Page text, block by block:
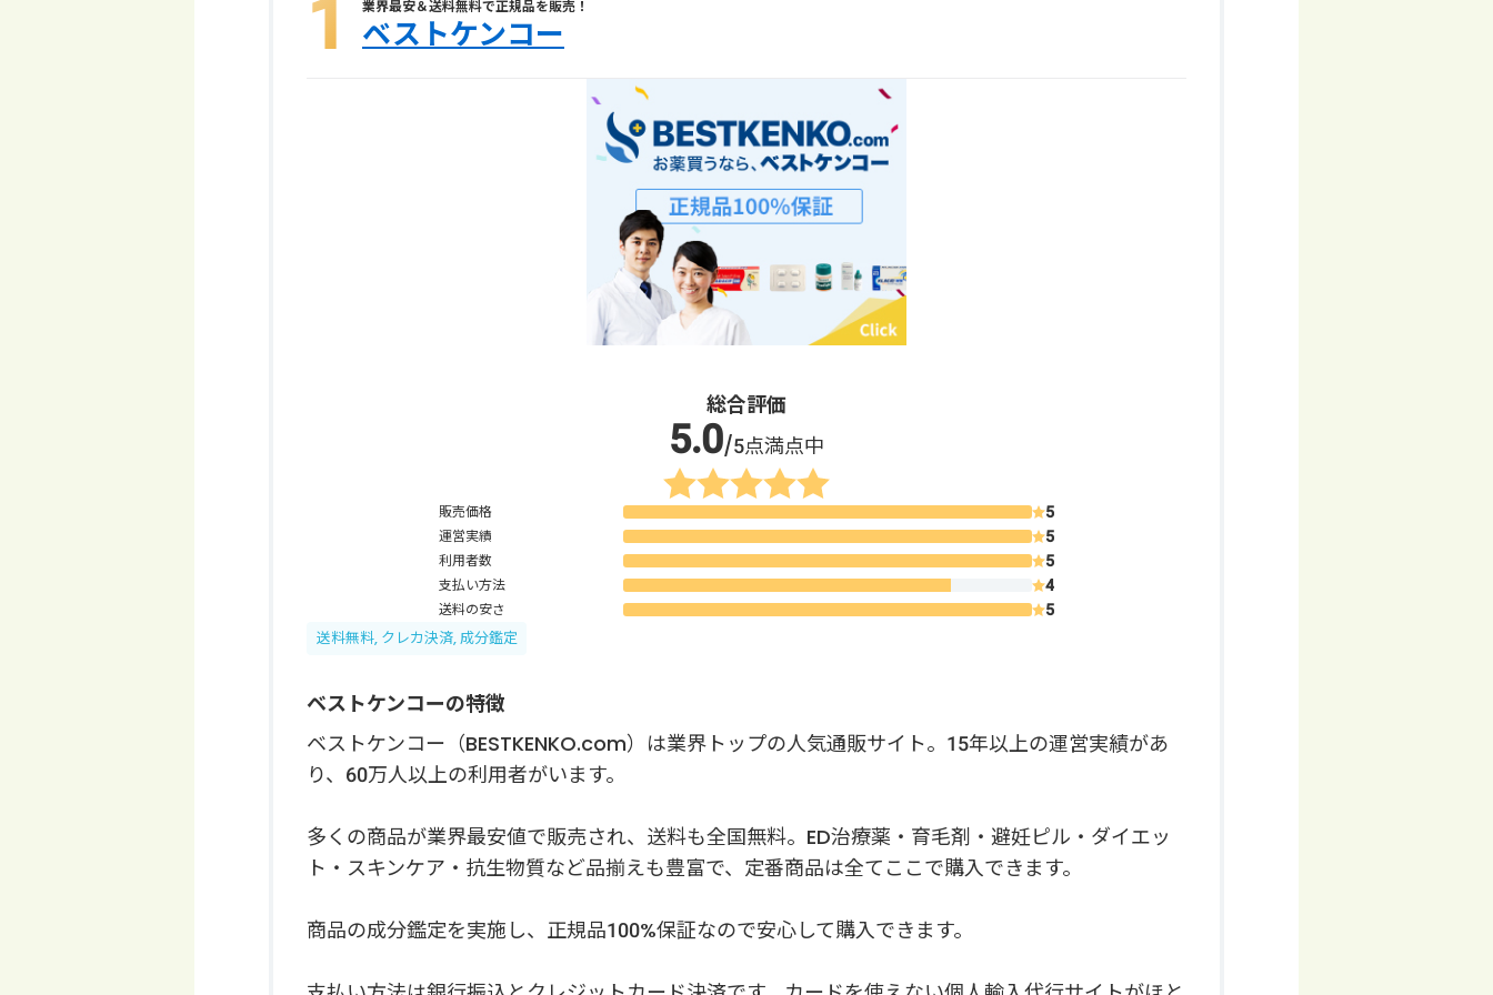
業界最安＆送料無料で正規品を販売！
ベストケンコー
総合評価
/5点満点中
販売価格
運営実績
利用者数
支払い方法
送料の安さ
送料無料, クレカ決済, 成分鑑定
ベストケンコーの特徴
ベストケンコー（BESTKENKO.com）は業界トップの人気通販サイト。15年以上の運営実績があ
り、60万人以上の利用者がいます。
多くの商品が業界最安値で販売され、送料も全国無料。ED治療薬・育毛剤・避妊ピル・ダイエッ
ト・スキンケア・抗生物質など品揃えも豊富で、定番商品は全てここで購入できます。
商品の成分鑑定を実施し、正規品100%保証なので安心して購入できます。